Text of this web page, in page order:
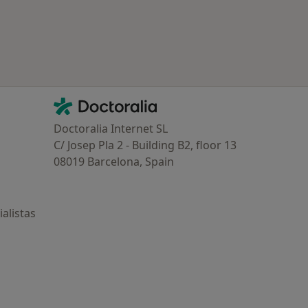
Contacto
Doctoralia - Página de inicio
Doctoralia Internet SL
C/ Josep Pla 2 - Building B2, floor 13
08019 Barcelona, Spain